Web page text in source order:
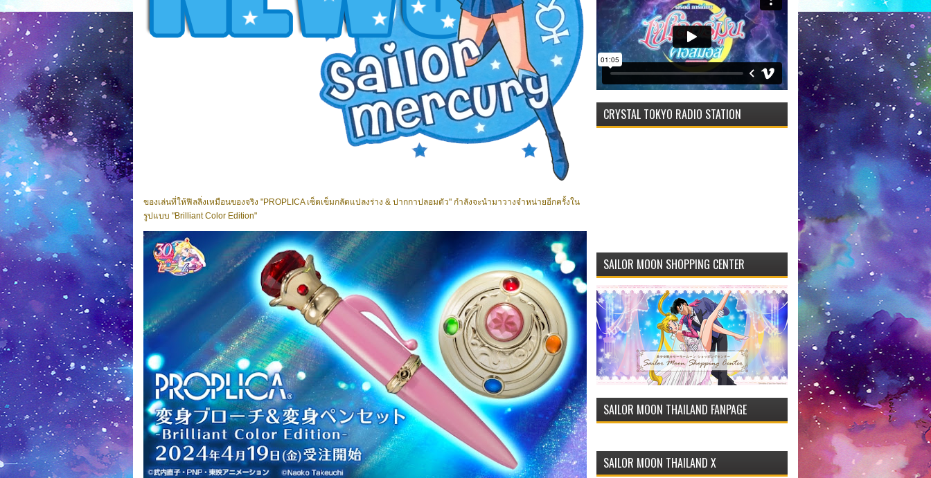
ของเล่นที่ให้ฟิลลิ่งเหมือนของจริง "PROPLICA เซ็ตเข็มกลัดแปลงร่าง & ปากกาปลอมตัว" กำลังจะนำมาวางจำหน่ายอีกครั้งใน
รูปแบบ "Brilliant Color Edition"
CRYSTAL TOKYO RADIO STATION
SAILOR MOON SHOPPING CENTER
SAILOR MOON THAILAND FANPAGE
SAILOR MOON THAILAND X